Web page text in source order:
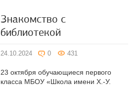
Знакомство с
библиотекой
24.10.2024 0 431
23 октября обучающиеся первого
класса МБОУ «Школа имени Х.-У.